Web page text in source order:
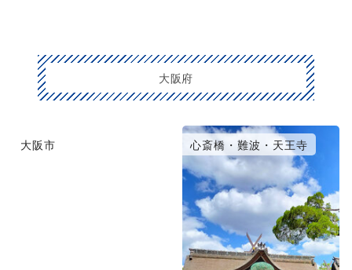
大阪府
大阪市 心斎橋・難波・天王寺